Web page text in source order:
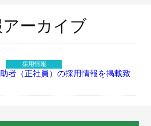
ーカイブ
採用情報
者（正社員）の採用情報を掲載致